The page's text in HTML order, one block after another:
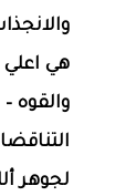
هي اعلي
والقوه
لجوهر